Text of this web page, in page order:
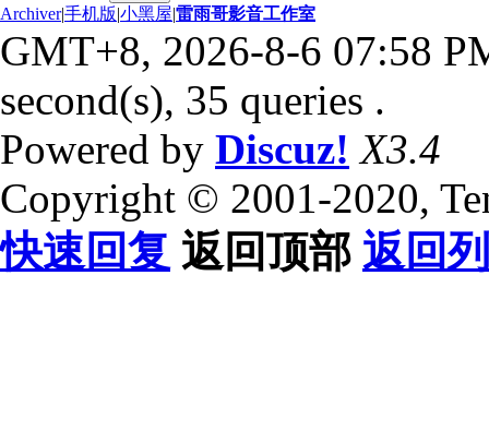
Archiver|手机版|小黑屋|雷雨哥影音工作室
GMT+8, 2026-8-6 07:58
second(s), 35 queries .
Powered by Discuz! X3.4
Copyright © 2001-2020,
快速回复 返回顶部 返回